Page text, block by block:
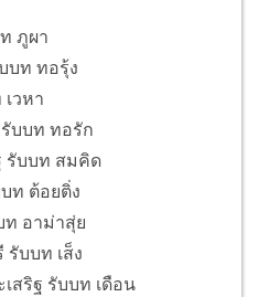
ภูผา
บท ทอรุ้ง
วหา
บบท ทอรัก
รับบท สมคิด
ท ต้อยติ่ง
ท อาม่าสุ่ย
บบท เส็ง
สริฐ รับบท เดือน